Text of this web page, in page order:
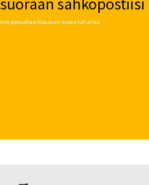
suoraan sähköpostiisi
Voit peruuttaa tilauksen koska tahansa.